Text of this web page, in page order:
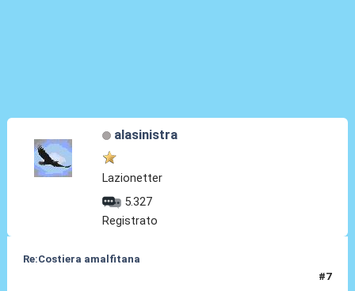
alasinistra
Lazionetter
5.327
Registrato
Re:Costiera amalfitana
#7